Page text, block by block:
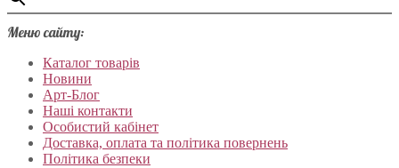
Меню сайту:
Каталог товарів
Новини
Арт-Блог
Наші контакти
Особистий кабінет
Доставка, оплата та політика повернень
Політика безпеки